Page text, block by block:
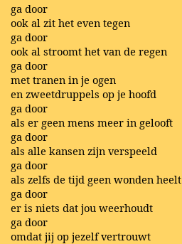
ga door
ook al zit het even tegen
ga door
ook al stroomt het van de regen
ga door
met tranen in je ogen
en zweetdruppels op je hoofd
ga door
als er geen mens meer in gelooft
ga door
als alle kansen zijn verspeeld
ga door
als zelfs de tijd geen wonden heelt
ga door
er is niets dat jou weerhoudt
ga door
omdat jij op jezelf vertrouwt